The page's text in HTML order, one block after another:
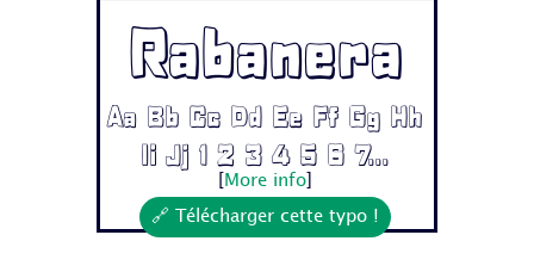
Rabanera
Aa Bb Cc Dd Ee Ff Gg Hh
Ii Jj 1 2 3 4 5 6 7...
More info]
🔗 Télécharger cette typo !